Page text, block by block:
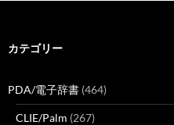
カテゴリー
PDA/電子辞書 (464)
CLIE/Palm (267)